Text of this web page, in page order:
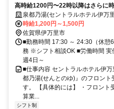
高時給1200円〜22時以降はさらに
フロント＆ピカピカ清掃」
泉都乃湯(セントラルホテル伊万
時給1,200円～1,500円
佐賀県伊万里市
■勤務時間 17:30 ～ 24:30（休
務 ※シフト相談OK ■労働時間 実
週4日～
■仕事内容 セントラルホテル伊
都乃湯(せんとのゆ)』のフロント
す。 【具体的には】 ・フロント
算業...
シフト制